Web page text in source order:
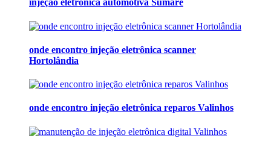
injeção eletrônica automotiva Sumaré
onde encontro injeção eletrônica scanner
Hortolândia
onde encontro injeção eletrônica reparos Valinhos